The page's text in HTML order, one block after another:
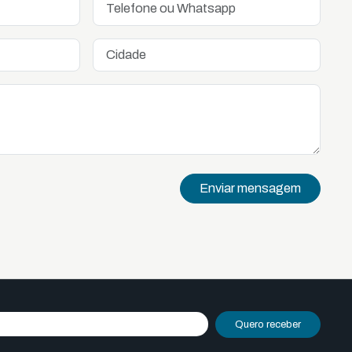
Enviar mensagem
Quero receber